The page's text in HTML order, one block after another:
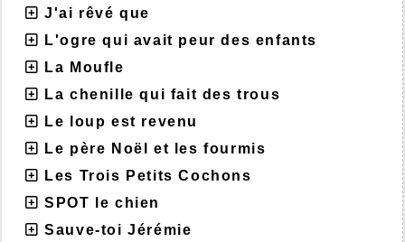
J'ai rêvé que
L'ogre qui avait peur des enfants
La Moufle
La chenille qui fait des trous
Le loup est revenu
Le père Noël et les fourmis
Les Trois Petits Cochons
SPOT le chien
Sauve-toi Jérémie